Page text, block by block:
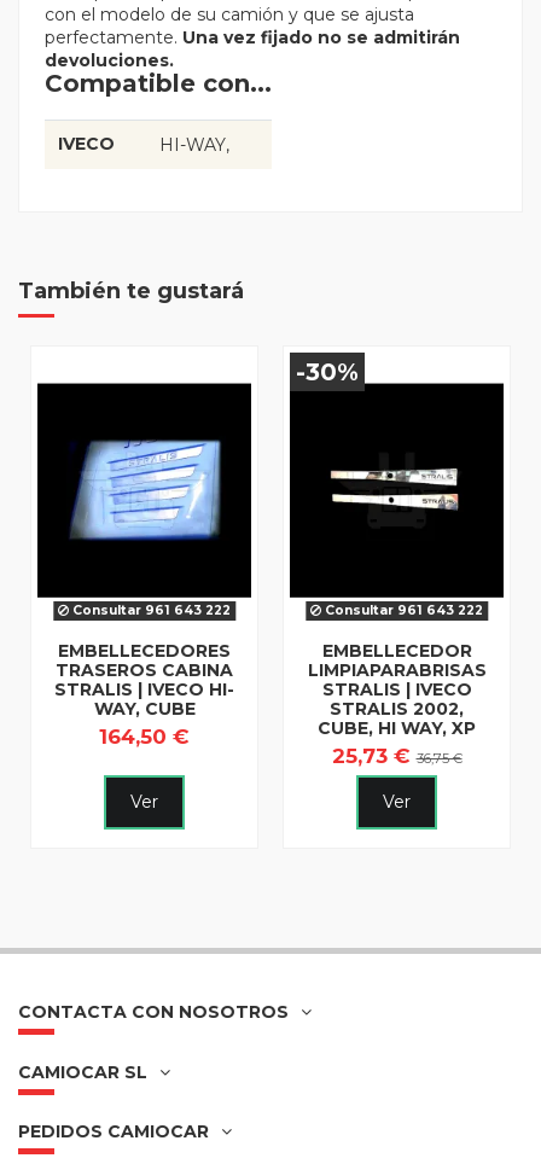
con el modelo de su camión y que se ajusta
perfectamente. Una vez fijado no se admitirán
devoluciones.
Compatible con...
IVECO HI-WAY
También te gustará
Consultar 961 643 222
EMBELLECEDORES
TRASEROS CABINA
STRALIS | IVECO HI-
WAY, CUBE
164,50 €
Ver
-30%
Consultar 961 643 222
EMBELLECEDOR
LIMPIAPARABRISAS
STRALIS | IVECO
STRALIS 2002,
CUBE, HI WAY, XP
25,73 €36,75 €
Ver
CONTACTA CON NOSOTROS
CAMIOCAR SL
PEDIDOS CAMIOCAR